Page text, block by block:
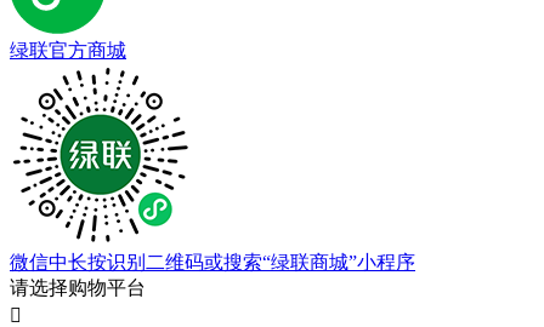
绿联官方商城
微信中长按识别二维码或搜索“绿联商城”小程序
请选择购物平台
